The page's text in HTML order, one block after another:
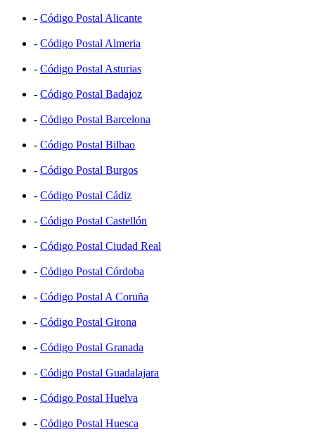
- Código Postal Alicante
- Código Postal Almeria
- Código Postal Asturias
- Código Postal Badajoz
- Código Postal Barcelona
- Código Postal Bilbao
- Código Postal Burgos
- Código Postal Cádiz
- Código Postal Castellón
- Código Postal Ciudad Real
- Código Postal Córdoba
- Código Postal A Coruña
- Código Postal Girona
- Código Postal Granada
- Código Postal Guadalajara
- Código Postal Huelva
- Código Postal Huesca